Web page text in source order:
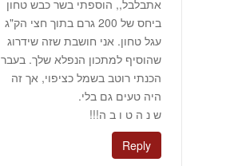
אתבלבל,, הוספתי בשר כבש טחון
ביחס של 200 גרם בתוך חצי הק"ג
עגל טחון. אני חושבת שזה שידרוג
שהוסיף למתכון הנפלא שלך. בעבר
הכנתי רוטב בשמל כציפוי, אך זה
היה טעים גם בלי.
ש נ ה ט ו ב ה!!!
Reply